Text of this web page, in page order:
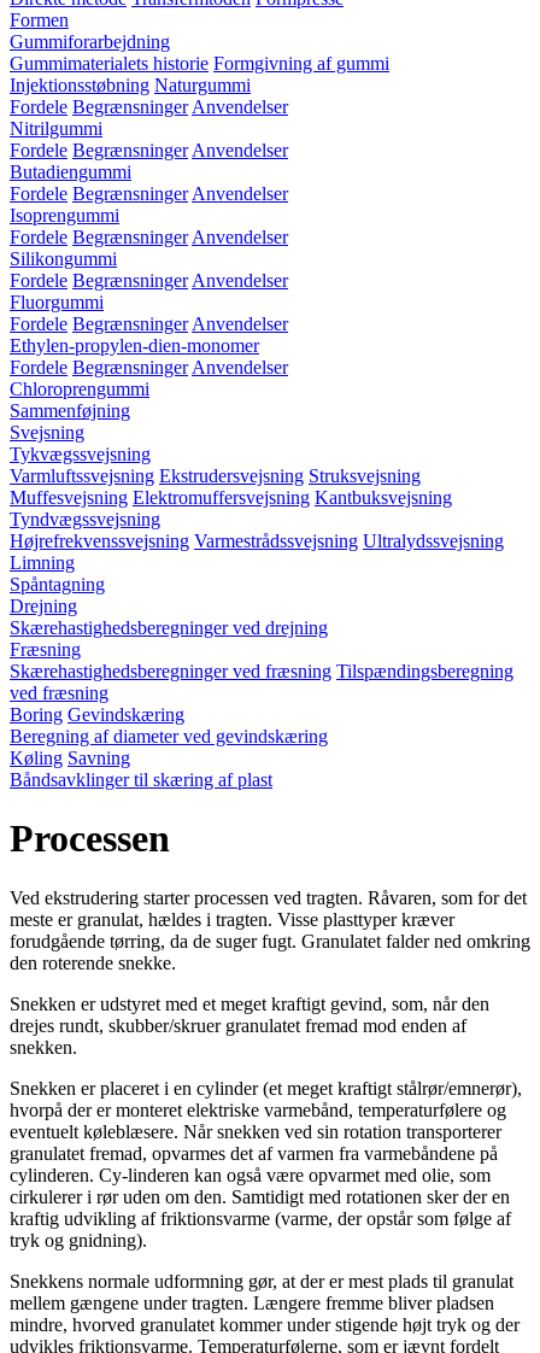
Formen
Gummiforarbejdning
Gummimaterialets historie Formgivning af gummi
Injektionsstøbning Naturgummi
Fordele Begrænsninger Anvendelser
Nitrilgummi
Fordele Begrænsninger Anvendelser
Butadiengummi
Fordele Begrænsninger Anvendelser
Isoprengummi
Fordele Begrænsninger Anvendelser
Silikongummi
Fordele Begrænsninger Anvendelser
Fluorgummi
Fordele Begrænsninger Anvendelser
Ethylen-propylen-dien-monomer
Fordele Begrænsninger Anvendelser
Chloroprengummi
Sammenføjning
Svejsning
Tykvægssvejsning
Varmluftssvejsning Ekstrudersvejsning Struksvejsning
Muffesvejsning Elektromuffersvejsning Kantbuksvejsning
Tyndvægssvejsning
Højrefrekvenssvejsning Varmestrådssvejsning Ultralydssvejsning
Limning
Spåntagning
Drejning
Skærehastighedsberegninger ved drejning
Fræsning
Skærehastighedsberegninger ved fræsning Tilspændingsberegning
ved fræsning
Boring Gevindskæring
Beregning af diameter ved gevindskæring
Køling Savning
Båndsavklinger til skæring af plast
Processen
Ved ekstrudering starter processen ved tragten. Råvaren, som for det
meste er granulat, hældes i tragten. Visse plasttyper kræver
forudgående tørring, da de suger fugt. Granulatet falder ned omkring
den roterende snekke.
Snekken er udstyret med et meget kraftigt gevind, som, når den
drejes rundt, skubber/skruer granulatet fremad mod enden af
snekken.
Snekken er placeret i en cylinder (et meget kraftigt stålrør/emnerør),
hvorpå der er monteret elektriske varmebånd, temperaturfølere og
eventuelt køle­blæsere. Når snekken ved sin rotation transporterer
granulatet fremad, opvarmes det af varmen fra varmebåndene på
cylinderen. Cy-­linderen kan også være opvarmet med olie, som
cirkulerer i rør uden om den. Samtidigt med rotationen sker der en
kraftig udvikling af friktions­varme (varme, der opstår som følge af
tryk og gnidning).
Snekkens normale udformning gør, at der er mest plads til granulat
mellem gængene un­der tragten. Længere fremme bliver pladsen
mindre, hvorved granulatet kommer under stigende højt tryk og der
udvikles friktionsvarme. Temperatur­fø­lerne, som er jævnt fordelt